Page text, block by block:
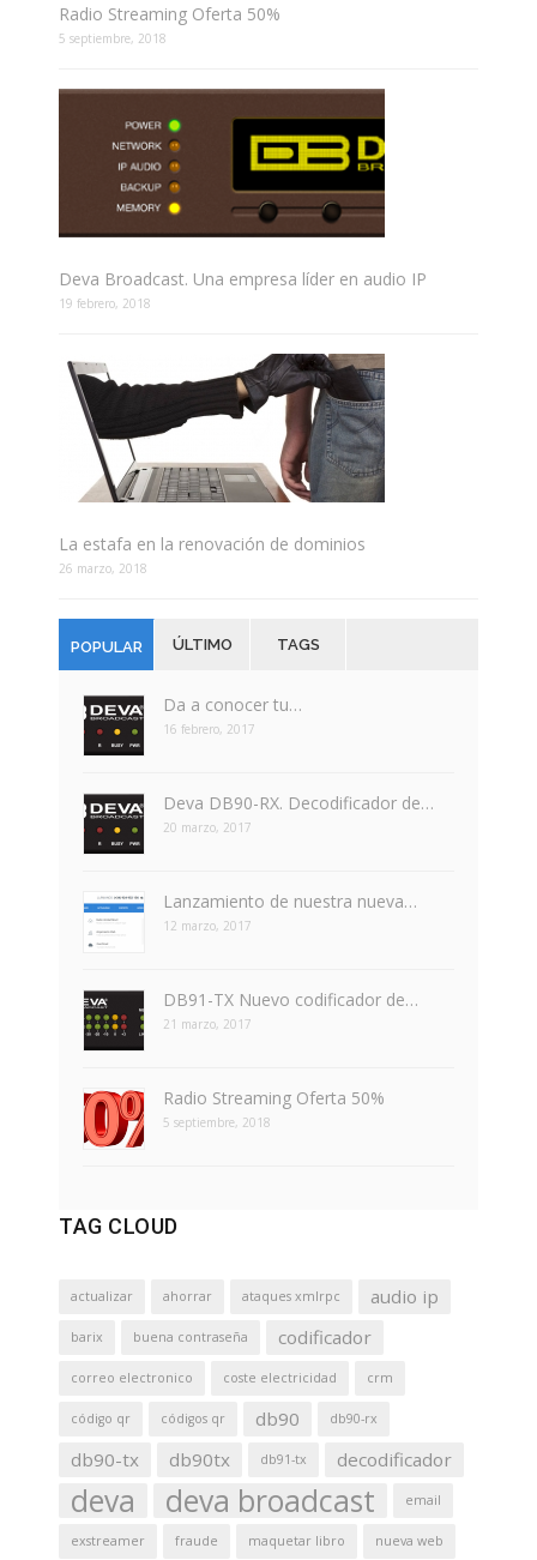
Radio Streaming Oferta 50%
5 septiembre, 2018
Deva Broadcast. Una empresa líder en audio IP
19 febrero, 2018
La estafa en la renovación de dominios
26 marzo, 2018
POPULAR ÚLTIMO TAGS
Da a conocer tu…
16 febrero, 2017
Deva DB90-RX. Decodificador de…
20 marzo, 2017
Lanzamiento de nuestra nueva…
12 marzo, 2017
DB91-TX Nuevo codificador de…
21 marzo, 2017
Radio Streaming Oferta 50%
5 septiembre, 2018
TAG CLOUD
actualizar ahorrar ataques xmlrpc audio ip
barix buena contraseña codificador
correo electronico coste electricidad crm
código qr códigos qr db90 db90-rx
db90-tx db90tx db91-tx decodificador
deva deva broadcast email
exstreamer fraude maquetar libro nueva web